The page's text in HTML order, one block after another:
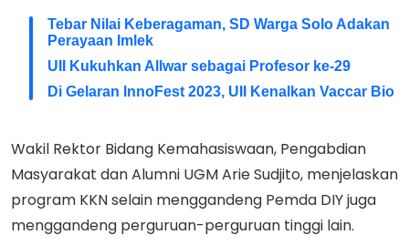
Tebar Nilai Keberagaman, SD Warga Solo Adakan
Perayaan Imlek
UII Kukuhkan Allwar sebagai Profesor ke-29
Di Gelaran InnoFest 2023, UII Kenalkan Vaccar Bio
Wakil Rektor Bidang Kemahasiswaan, Pengabdian
Masyarakat dan Alumni UGM Arie Sudjito, menjelaskan
program KKN selain menggandeng Pemda DIY juga
menggandeng perguruan-perguruan tinggi lain.